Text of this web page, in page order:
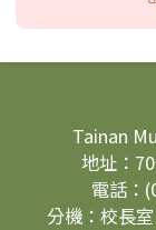
頁尾區域
Tainan
地址：
電話：
分機：校長